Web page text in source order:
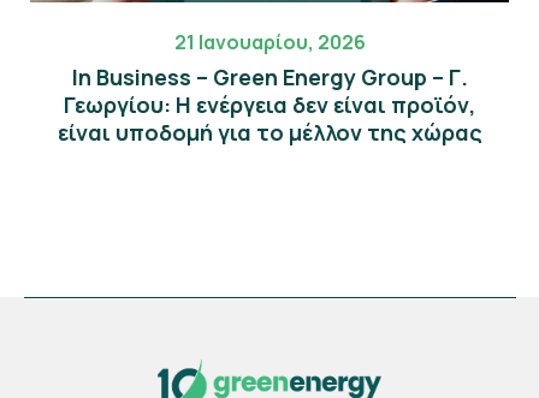
21 Ιανουαρίου, 2026
In Business – Green Energy Group – Γ.
Γεωργίου: Η ενέργεια δεν είναι προϊόν,
είναι υποδομή για το μέλλον της χώρας